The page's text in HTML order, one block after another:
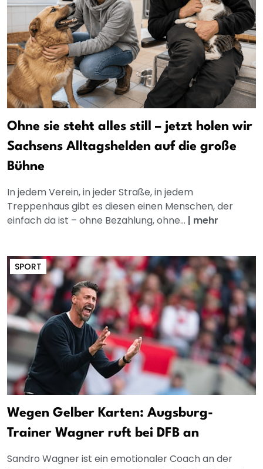
Ohne sie steht alles still – jetzt holen wir
Sachsens Alltagshelden auf die große
Bühne
In jedem Verein, in jeder Straße, in jedem
Treppenhaus gibt es diesen einen Menschen, der
einfach da ist – ohne Bezahlung, ohne... | mehr
SPORT
Wegen Gelber Karten: Augsburg-
Trainer Wagner ruft bei DFB an
Sandro Wagner ist ein emotionaler Coach an der